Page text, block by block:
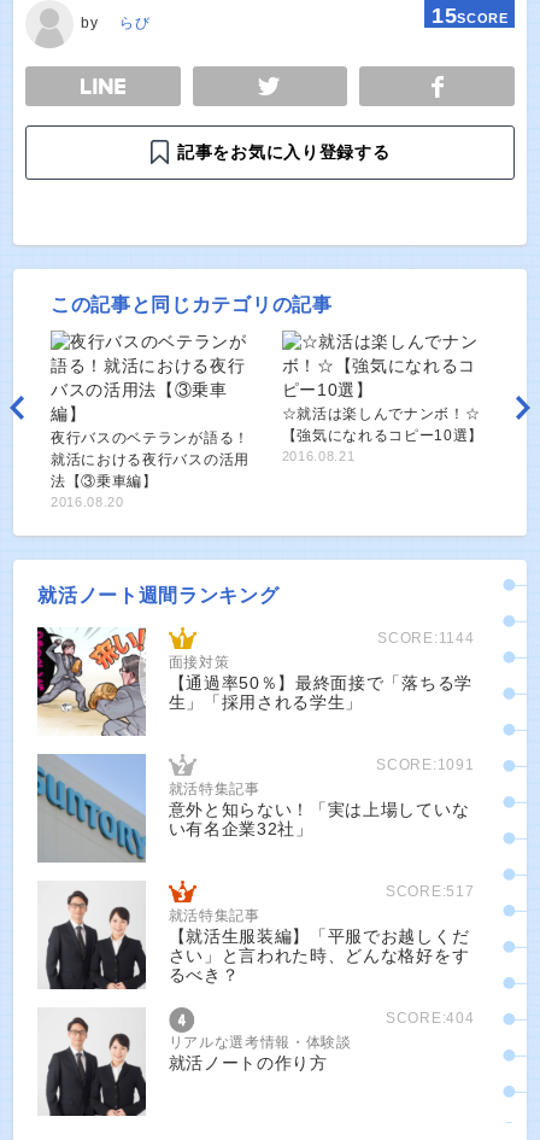
by らび 15SCORE
TWEET
記事をお気に入り登録する
この記事と同じカテゴリの記事
夜行バスのベテランが語る！
就活における夜行バスの活用
法【③乗車編】
2016.08.20
☆就活は楽しんでナンボ！☆
【強気になれるコピー10選】
2016.08.21
就活ノート週間ランキング
SCORE:1144
面接対策
【通過率50％】最終面接で「落ちる学
生」「採用される学生」
SCORE:1091
就活特集記事
意外と知らない！「実は上場していな
い有名企業32社」
SCORE:517
就活特集記事
【就活生服装編】「平服でお越しくだ
さい」と言われた時、どんな格好をす
るべき？
SCORE:404
リアルな選考情報・体験談
就活ノートの作り方